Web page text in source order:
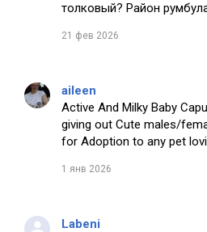
толковый? Район
21 фев 2026
aileen
Active And Milky Baby
giving out Cute males/
for Adoption to any pet
1 янв 2026
Labeni